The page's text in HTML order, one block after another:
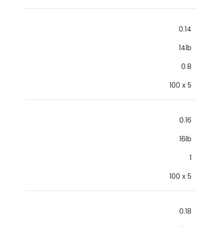
0.14
14lb
0.8
100 x 5
0.16
16lb
1
100 x 5
0.18